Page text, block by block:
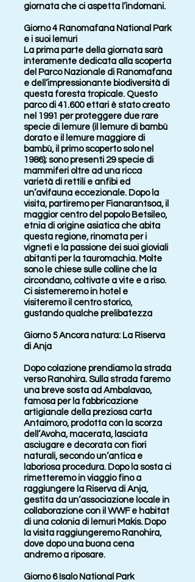
giornata che ci aspetta l’indomani.
Giorno 4 Ranomafana National Park
e i suoi lemuri
La prima parte della giornata sarà
interamente dedicata alla scoperta
del Parco Nazionale di Ranomafana
e dell’impressionante biodiversità di
questa foresta tropicale. Questo
parco di 41.600 ettari è stato creato
nel 1991 per proteggere due rare
specie di lemure (il lemure di bambù
dorato e il lemure maggiore di
bambù, il primo scoperto solo nel
1986); sono presenti 29 specie di
mammiferi oltre ad una ricca
varietà di rettili e anfibi ed
un’avifauna eccezionale. Dopo la
visita, partiremo per Fianarantsoa, il
maggior centro del popolo Betsileo,
etnia di origine asiatica che abita
questa regione, rinomata per i
vigneti e la passione dei suoi gioviali
abitanti per la tauromachia. Molte
sono le chiese sulle colline che la
circondano, coltivate a vite e a riso.
Ci sistemeremo in hotel e
visiteremo il centro storico,
gustando qualche prelibatezza
Giorno 5 Ancora natura: La Riserva
di Anja
Dopo colazione prendiamo la strada
verso Ranohira. Sulla strada faremo
una breve sosta ad Ambalavao,
famosa per la fabbricazione
artigianale della preziosa carta
Antaimoro, prodotta con la scorza
dell’Avoha, macerata, lasciata
asciugare e decorata con fiori
naturali, secondo un’antica e
laboriosa procedura. Dopo la sosta ci
rimetteremo in viaggio fino a
raggiungere la Riserva di Anja,
gestita da un’associazione locale in
collaborazione con il WWF e habitat
di una colonia di lemuri Makis. Dopo
la visita raggiungeremo Ranohira,
dove dopo una buona cena
andremo a riposare.
Giorno 6 Isalo National Park